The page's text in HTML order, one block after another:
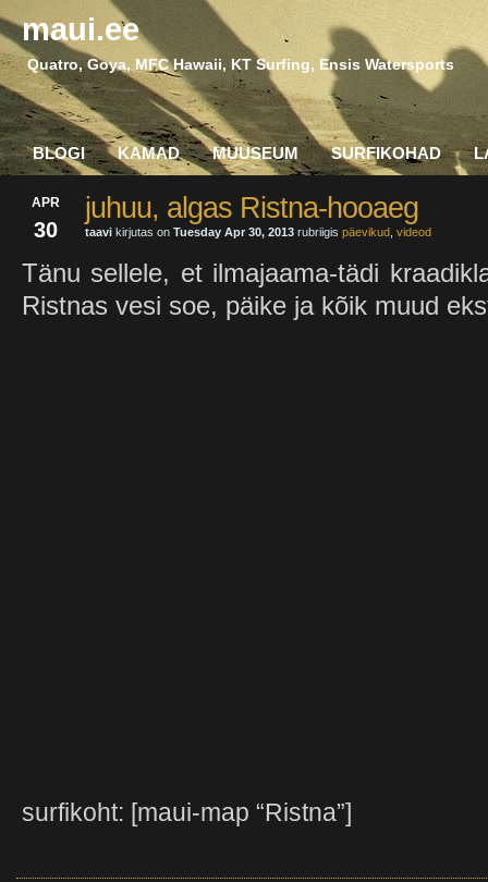
maui.ee
Quatro, Goya, MFC Hawaii, KT Surfing, Ensis Watersports
BLOGI KAMAD MUUSEUM SURFIKOHAD
APR
30
juhuu, algas Ristna-hooaeg
taavi kirjutas on Tuesday Apr 30, 2013 rubriigis päevikud videod
Tänu sellele, et ilmajaama-tädi
Ristnas vesi soe, päike ja kõik muud
surfikoht: [maui-map “Ristna”]